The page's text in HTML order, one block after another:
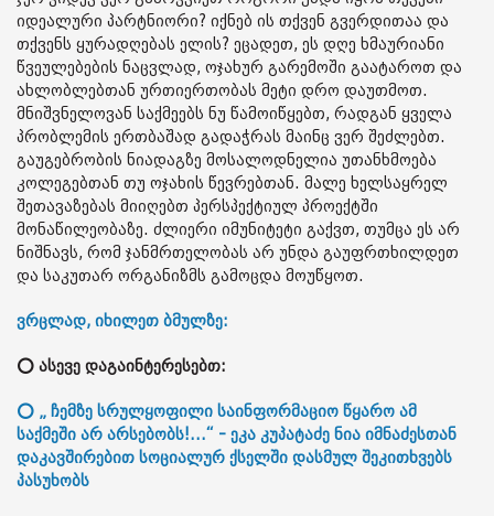
იდეალური პარტნიორი? იქნებ ის თქვენ გვერდითაა და
თქვენს ყურადღებას ელის? ეცადეთ, ეს დღე ხმაურიანი
წვეულებების ნაცვლად, ოჯახურ გარემოში გაატაროთ და
ახლობლებთან ურთიერთობას მეტი დრო დაუთმოთ.
მნიშვნელოვან საქმეებს ნუ წამოიწყებთ, რადგან ყველა
პრობლემის ერთბაშად გადაჭრას მაინც ვერ შეძლებთ.
გაუგებრობის ნიადაგზე მოსალოდნელია უთანხმოება
კოლეგებთან თუ ოჯახის წევრებთან. მალე ხელსაყრელ
შეთავაზებას მიიღებთ პერსპექტიულ პროექტში
მონაწილეობაზე. ძლიერი იმუნიტეტი გაქვთ, თუმცა ეს არ
ნიშნავს, რომ ჯანმრთელობას არ უნდა გაუფრთხილდეთ
და საკუთარ ორგანიზმს გამოცდა მოუწყოთ.
ვრცლად, იხილეთ ბმულზე:
⭕ ასევე დაგაინტერესებთ:
⭕ „ ჩემზე სრულყოფილი საინფორმაციო წყარო ამ
საქმეში არ არსებობს!...“ - ეკა კუპატაძე ნია იმნაძესთან
დაკავშირებით სოციალურ ქსელში დასმულ შეკითხვებს
პასუხობს